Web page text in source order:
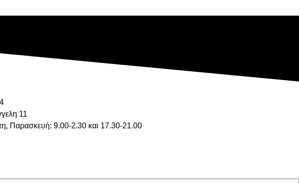
11
Παρασκευή: 9.00-2.30 και 17.30-21.00